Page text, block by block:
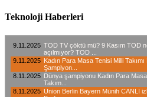
Teknoloji Haberleri